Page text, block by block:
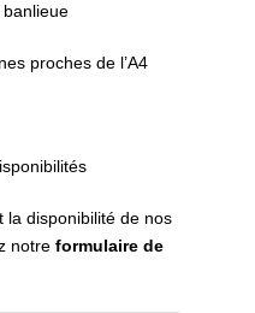
proches de l’A4
la disponibilité de nos
notre formulaire de